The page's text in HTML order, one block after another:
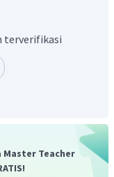
terverifikasi
Master Teacher